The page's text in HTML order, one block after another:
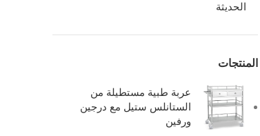
الحديثة
المنتجات
عربة طبية مستطيلة من
الستانلس ستيل مع درجين
ورفين